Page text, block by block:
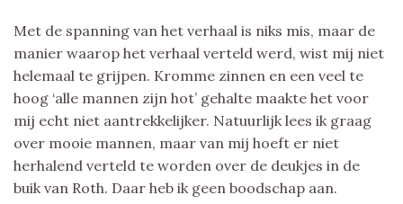
Met de spanning van het verhaal is niks mis, maar de
manier waarop het verhaal verteld werd, wist mij niet
helemaal te grijpen. Kromme zinnen en een veel te
hoog ‘alle mannen zijn hot’ gehalte maakte het voor
mij echt niet aantrekkelijker. Natuurlijk lees ik graag
over mooie mannen, maar van mij hoeft er niet
herhalend verteld te worden over de deukjes in de
buik van Roth. Daar heb ik geen boodschap aan.